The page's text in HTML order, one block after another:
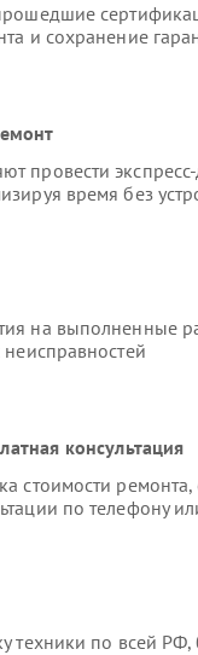
и сохранение
провести экспресс-
время без
на выполненные
консультация
стоимости ремонта,
по телефону
техники по всей РФ,